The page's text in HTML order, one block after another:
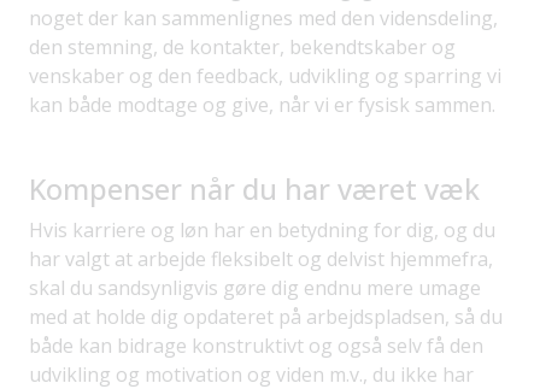
noget der kan sammenlignes med den vidensdeling,
den stemning, de kontakter, bekendtskaber og
venskaber og den feedback, udvikling og sparring vi
kan både modtage og give, når vi er fysisk sammen.
Kompenser når du har været væk
Hvis karriere og løn har en betydning for dig, og du
har valgt at arbejde fleksibelt og delvist hjemmefra,
skal du sandsynligvis gøre dig endnu mere umage
med at holde dig opdateret på arbejdspladsen, så du
både kan bidrage konstruktivt og også selv få den
udvikling og motivation og viden m.v., du ikke har